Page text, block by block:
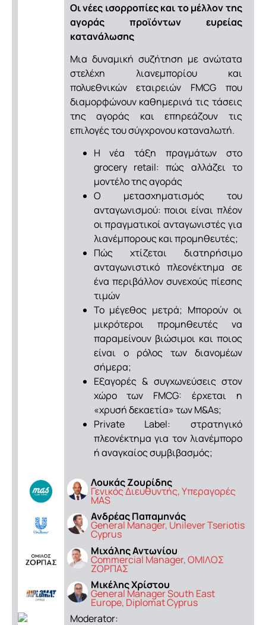
Οι νέες ισορροπίες και το μέλλον της
αγοράς προϊόντων ευρείας
κατανάλωσης
Μια δυναμική συζήτηση με ανώτατα
στελέχη λιανεμπορίου και
πολυεθνικών εταιρειών FMCG που
διαμορφώνουν καθημερινά τις τάσεις
της αγοράς και επηρεάζουν τις
επιλογές του σύγχρονου καταναλωτή.
Η νέα τάξη πραγμάτων στο
grocery retail: πώς αλλάζει το
μοντέλο της αγοράς
Ο μετασχηματισμός του
ανταγωνισμού: ποιοι είναι πλέον
οι πραγματικοί ανταγωνιστές για
λιανέμπορους και προμηθευτές;
Πώς χτίζεται διατηρήσιμο
ανταγωνιστικό πλεονέκτημα σε
ένα περιβάλλον συνεχούς πίεσης
τιμών
Το μέγεθος μετρά; Μπορούν οι
μικρότεροι προμηθευτές να
παραμείνουν βιώσιμοι και ποιος
είναι ο ρόλος των διανομέων
σήμερα;
Εξαγορές & συγχωνεύσεις στον
χώρο των FMCG: έρχεται η
«χρυσή δεκαετία» των M&As;
Private Label: στρατηγικό
πλεονέκτημα για τον λιανέμπορο
ή αναγκαίος συμβιβασμός;
Λουκάς Ζουρίδης
Γενικός Διευθυντής, Υπεραγορές
MAS
Ανδρέας Παπαμηνάς
General Manager, Unilever Tseriotis
Cyprus
Μιχάλης Αντωνίου
Commercial Manager, OMIΛΟΣ
ΖΟΡΠΑΣ
Μικέλης Χρίστου
General Manager South East
Europe, Diplomat Cyprus
Moderator: